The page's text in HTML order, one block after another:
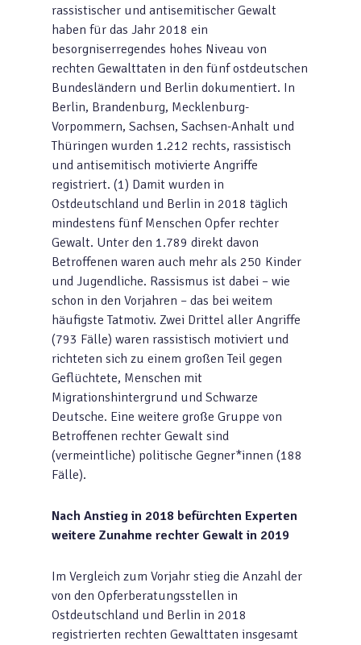
rassistischer und antisemitischer Gewalt
haben für das Jahr 2018 ein
besorgniserregendes hohes Niveau von
rechten Gewalttaten in den fünf ostdeutschen
Bundesländern und Berlin dokumentiert. In
Berlin, Brandenburg, Mecklenburg-
Vorpommern, Sachsen, Sachsen-Anhalt und
Thüringen wurden 1.212 rechts, rassistisch
und antisemitisch motivierte Angriffe
registriert. (1) Damit wurden in
Ostdeutschland und Berlin in 2018 täglich
mindestens fünf Menschen Opfer rechter
Gewalt. Unter den 1.789 direkt davon
Betroffenen waren auch mehr als 250 Kinder
und Jugendliche. Rassismus ist dabei – wie
schon in den Vorjahren – das bei weitem
häufigste Tatmotiv. Zwei Drittel aller Angriffe
(793 Fälle) waren rassistisch motiviert und
richteten sich zu einem großen Teil gegen
Geflüchtete, Menschen mit
Migrationshintergrund und Schwarze
Deutsche. Eine weitere große Gruppe von
Betroffenen rechter Gewalt sind
(vermeintliche) politische Gegner*innen (188
Fälle).
Nach Anstieg in 2018 befürchten Experten
weitere Zunahme rechter Gewalt in 2019
Im Vergleich zum Vorjahr stieg die Anzahl der
von den Opferberatungsstellen in
Ostdeutschland und Berlin in 2018
registrierten rechten Gewalttaten insgesamt